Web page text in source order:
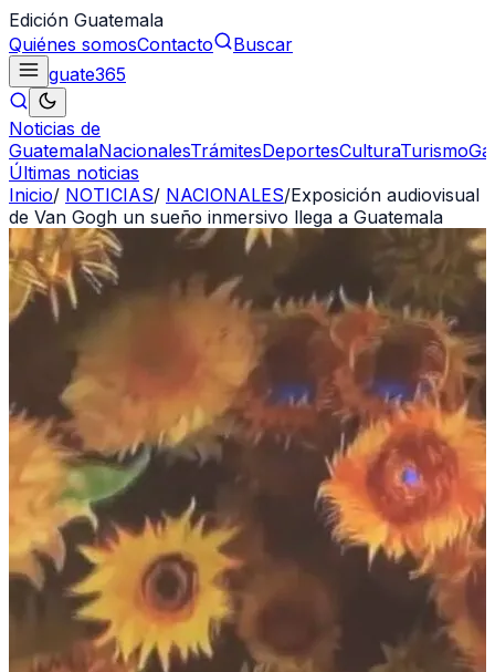
Edición Guatemala
Quiénes somosContacto
Buscar
guate365
Noticias de
GuatemalaNacionalesTrámitesDeportesCulturaTurismo
Últimas noticias
Inicio/ NOTICIAS/ NACIONALES/Exposición audiovisual
de Van Gogh un sueño inmersivo llega a Guatemala